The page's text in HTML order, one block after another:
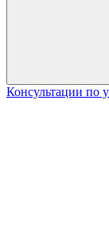
Консультации по